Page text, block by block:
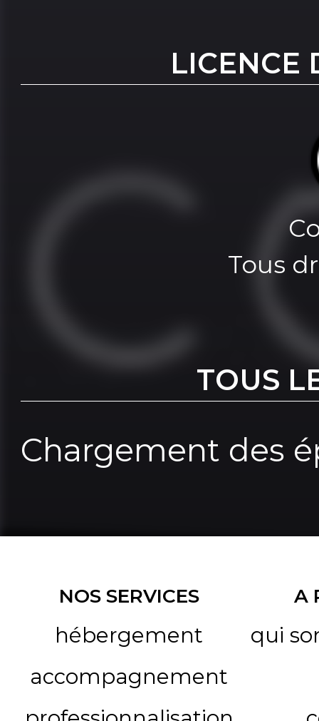
LICENCE
Tous
TOUS
Chargement des
NOS SERVICES
hébergement
accompagnement
A
qui